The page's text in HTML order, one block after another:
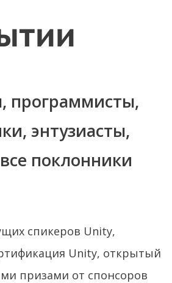
программисты,
энтузиасты,
поклонники
спикеров Unity,
Unity, открытый
призами от спонсоров